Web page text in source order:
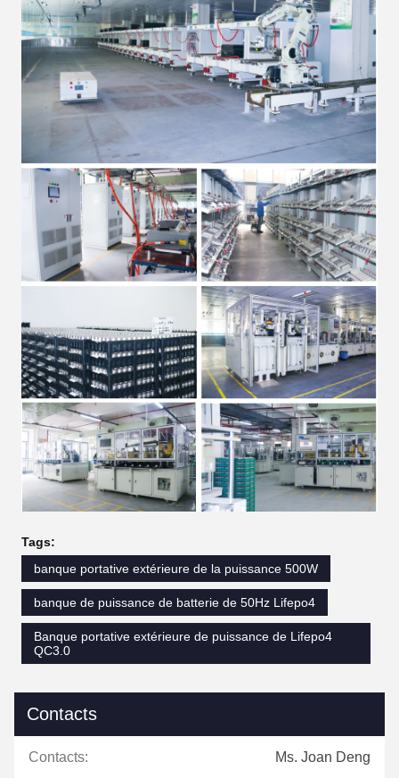
Tags:
banque portative extérieure de la puissance 500W
banque de puissance de batterie de 50Hz Lifepo4
Banque portative extérieure de puissance de Lifepo4
QC3.0
Contacts
Contacts: Ms. Joan Deng